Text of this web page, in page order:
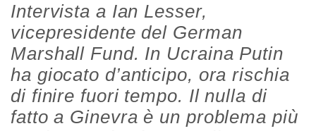
Intervista a Ian Lesser,
vicepresidente del German
Marshall Fund. In Ucraina Putin
ha giocato d’anticipo, ora rischia
di finire fuori tempo. Il nulla di
fatto a Ginevra è un problema più